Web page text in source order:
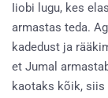
Iiobi lugu, kes
armastas teda.
kadedust ja
et Jumal
kaotaks kõik, siis